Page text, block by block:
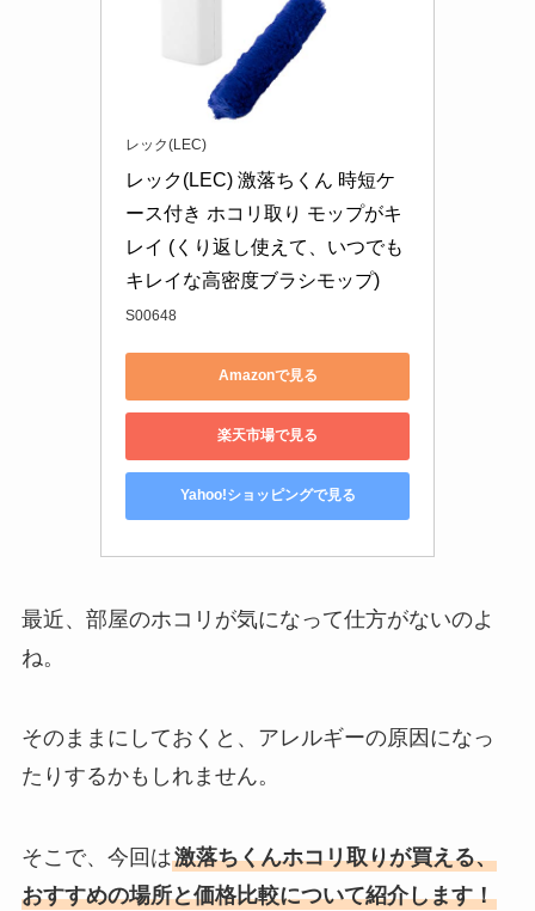
レック(LEC)
レック(LEC) 激落ちくん 時短ケ
ース付き ホコリ取り モップがキ
レイ (くり返し使えて、いつでも
キレイな高密度ブラシモップ)
S00648
Amazonで見る
楽天市場で見る
Yahoo!ショッピングで見る
最近、部屋のホコリが気になって仕方がないのよ
ね。
そのままにしておくと、アレルギーの原因になっ
たりするかもしれません。
そこで、今回は激落ちくんホコリ取りが買える、
おすすめの場所と価格比較について紹介します！